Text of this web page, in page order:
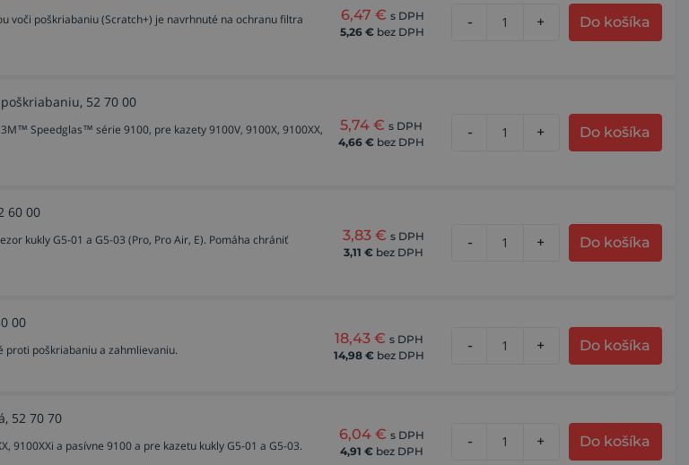
voči poškriabaniu (Scratch+) je navrhnuté na ochranu filtra
6,47 € s DPH
5,26 € bez DPH
- + Do košíka
52 70 00
Speedglas™ série 9100, pre kazety 9100V, 9100X, 9100XX,
5,74 € s DPH
4,66 € bez DPH
- + Do košíka
60 00
kukly G5-01 a G5-03 (Pro, Pro Air, E). Pomáha chrániť
3,83 € s DPH
3,11 € bez DPH
- + Do košíka
00
poškriabaniu a zahmlievaniu.
18,43 € s DPH
14,98 € bez DPH
- + Do košíka
52 70 70
9100XXi a pasívne 9100 a pre kazetu kukly G5-01 a G5-03.
6,04 € s DPH
4,91 € bez DPH
- + Do košíka